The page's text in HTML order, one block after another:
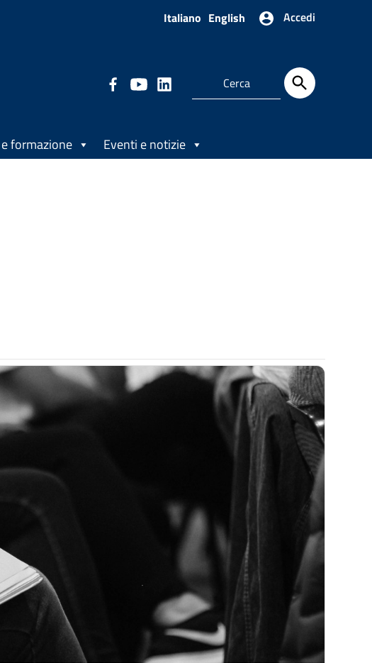
Italiano English Accedi
formazione Eventi e notizie